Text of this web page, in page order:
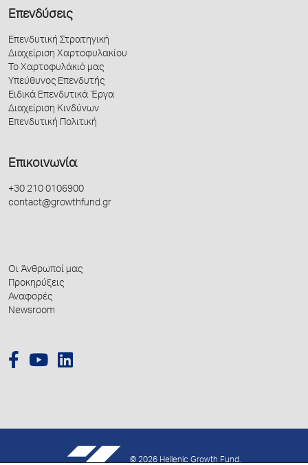
Επενδύσεις
Επενδυτική Στρατηγική
Διαχείριση Χαρτοφυλακίου
Το Χαρτοφυλάκιό μας
Υπεύθυνος Επενδυτής
Ειδικά Επενδυτικά Έργα
Διαχείριση Κινδύνων
Επενδυτική Πολιτική
Επικοινωνία
+30 210 0106900
contact@growthfund.gr
Οι Άνθρωποί μας
Προκηρύξεις
Αναφορές
Newsroom
© 2026 Hellenic Growth Fund.